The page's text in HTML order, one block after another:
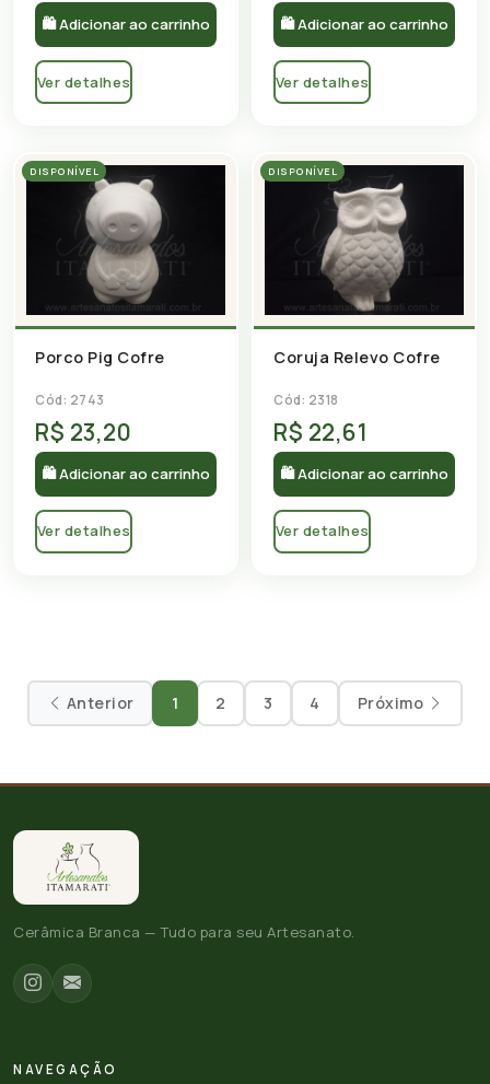
🛍 Adicionar ao carrinho
Ver detalhes
🛍 Adicionar ao carrinho
Ver detalhes
DISPONÍVEL
Porco Pig Cofre
Cód: 2743
R$ 23,20
🛍 Adicionar ao carrinho
Ver detalhes
DISPONÍVEL
Coruja Relevo Cofre
Cód: 2318
R$ 22,61
🛍 Adicionar ao carrinho
Ver detalhes
Anterior 1 2 3 4 Próximo
Cerâmica Branca — Tudo para seu Artesanato.
NAVEGAÇÃO